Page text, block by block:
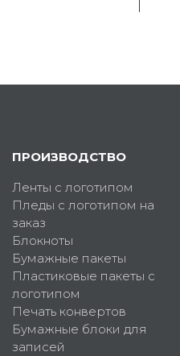
ПРОИЗВОДСТВО
Ленты с логотипом
Пледы с логотипом на
заказ
Блокноты
Бумажные пакеты
Пластиковые пакеты с
логотипом
Печать конвертов
Бумажные блоки для
записей